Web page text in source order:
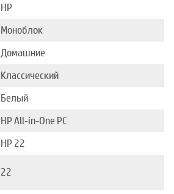
HP
Моноблок
Домашние
Классический
Белый
HP All-in-One PC
HP 22
22